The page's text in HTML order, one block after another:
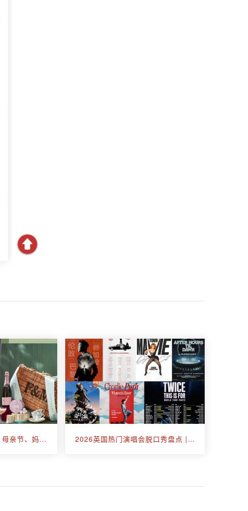
送给妈妈的礼物推荐 | 母亲节、妈妈生日、回国伴手礼看这篇就够了 2026英国热门演唱会脱口秀盘点 | 周华健、TWICE、A妹、断眉、王嘉尔